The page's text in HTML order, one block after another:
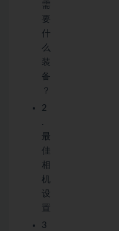
需
要
什
么
装
备
？
2
.
最
佳
相
机
设
置
3